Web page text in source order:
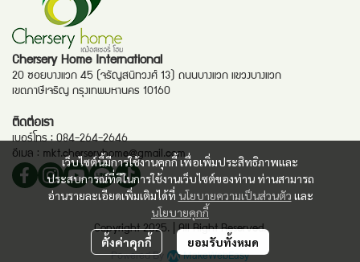
เว็บไซต์นี้มีการใช้งานคุกกี้ เพื่อเพิ่มประสิทธิภาพและ
ประสบการณ์ที่ดีในการใช้งานเว็บไซต์ของท่าน ท่านสามารถ
อ่านรายละเอียดเพิ่มเติมได้ที่ นโยบายความเป็นส่วนตัว และ
นโยบายคุกกี้
ตั้งค่าคุกกี้ ยอมรับทั้งหมด
Chersery Home International
20 ซอยบางแวก 45 (จรัญสนิทวงศ์ 13) ถนนบางแวก แขวงบางแวก
เขตภาษีเจริญ กรุงเทพมหานคร 10160
ติดต่อเรา
เบอร์โทร :084-264-2646
อีเมล : mkt.cherseryhome@gmail.com
Copyright 2025. | All Right Reserved.
Powered By MakeWebEasy